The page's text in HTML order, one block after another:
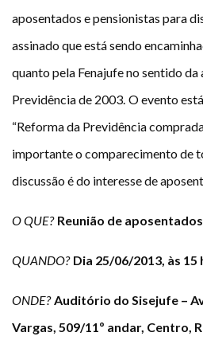
aposentados e pensionistas para
assinado que está sendo
quanto pela Fenajufe no sentido da
Previdência de 2003. O evento
“Reforma da Previdência
importante o comparecimento de
discussão é do interesse de
O QUE? Reunião de
QUANDO? Dia 25/06/2013, às 15
ONDE? Auditório do Sisejufe –
Vargas, 509/11º andar, Centro,